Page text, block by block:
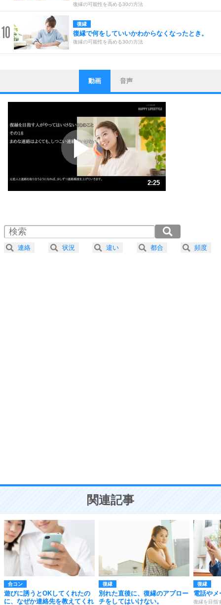
復縁の可能性を高める30の方法
10 復縁
復縁で何をしていいかわからなくなったとき。
復縁の可能性を高める30の方法
1
ストレス対策
他人と比べない。
いっそのこと、他人を見ない。
いらいらしない人になる30の方法
プラス思考
ポジティブになれない原因は、行動しないから。
ポジティブ思考になる30の方法
ストレス対策
人生、なんとかなるもの。
気楽に生きる30の方法
4 器の大きい人は、怒りを優しさで表現する。
プラス思考
ことが大切。
動画 音声
2:25
2.0倍速 （285KB 1分12秒）
2.5倍速 （228KB 58秒）
3.0倍速 （190KB 48秒）
連絡 状況 違い 都合 頻度
関連記事
合コン
遊びに誘うとOKしてくれたの
に、なぜか連絡先を教えてくれ
復縁
別れた直後に、復縁のアプロー
チをしてはいけない。
復縁
電話やメ
復縁を目指